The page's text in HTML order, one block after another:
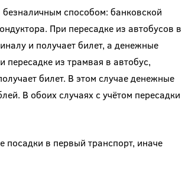
способом: банковской
При пересадке из автобусов в
и получает билет, а денежные
пересадке из трамвая в автобус,
билет. В этом случае денежные
В обоих случаях с учётом пересадки
посадки в первый транспорт, иначе